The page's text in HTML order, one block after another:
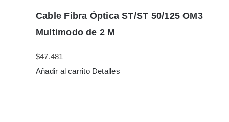
Cable Fibra Óptica ST/ST 50/125 OM3
Multimodo de 2 M
$47.481
Añadir al carrito Detalles